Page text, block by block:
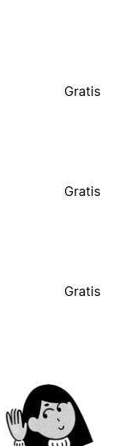
Gratis
Gratis
Gratis